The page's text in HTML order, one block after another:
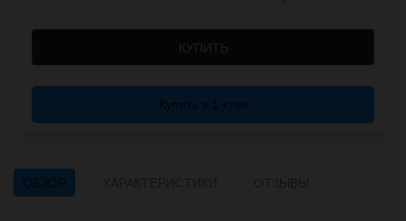
КУПИТЬ
Купить в 1 клик
ОБЗОР